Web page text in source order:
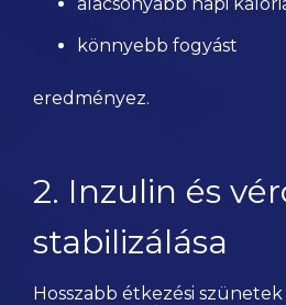
könnyebb fogyást
eredményez.
2. Inzulin és
stabilizálása
Hosszabb étkezési